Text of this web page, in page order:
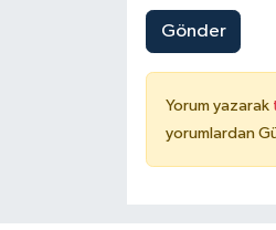
Gönder
Yorum yazarak
yorumlardan